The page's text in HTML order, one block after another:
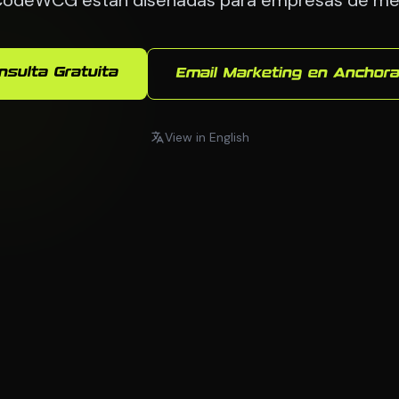
Gratuita Email Marketing en
View in English